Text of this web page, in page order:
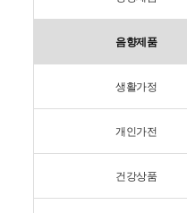
음향제품
생활가정
개인가전
건강상품